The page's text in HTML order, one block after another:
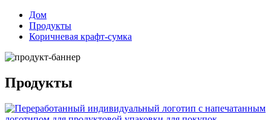
Дом
Продукты
Коричневая крафт-сумка
Продукты